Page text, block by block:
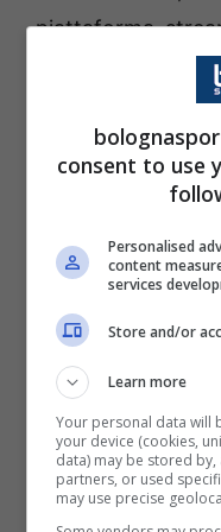
piattaforma
di vedere
l’acquisizione di
disponibile
possono
L’incontro di
Bolognasi potrà
DAZN
per
necessario
su pc, tablet,
registrarsi e
Luca
consent to use
Personalised
content
services
Store and/or
Learn more
Your personal data will
your device (cookies,
data) may be stored
partners, or used
may use precise